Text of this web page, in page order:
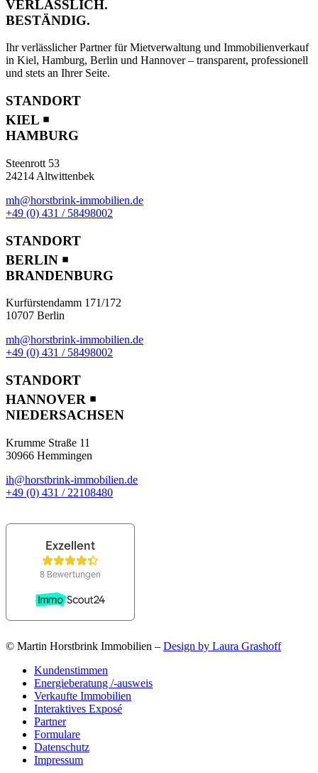
VERLÄSSLICH.
BESTÄNDIG.
Ihr verlässlicher Partner für Mietverwaltung und Immobilienverkauf
in Kiel, Hamburg, Berlin und Hannover – transparent, professionell
und stets an Ihrer Seite.
STANDORT
KIEL ￭
HAMBURG
Steenrott 53
24214 Altwittenbek
mh@horstbrink-immobilien.de
+49 (0) 431 / 58498002
STANDORT
BERLIN ￭
BRANDENBURG
Kurfürstendamm 171/172
10707 Berlin
mh@horstbrink-immobilien.de
+49 (0) 431 / 58498002
STANDORT
HANNOVER ￭
NIEDERSACHSEN
Krumme Straße 11
30966 Hemmingen
ih@horstbrink-immobilien.de
+49 (0) 431 / 22108480
© Martin Horstbrink Immobilien – Design by Laura Grashoff
Kundenstimmen
Energieberatung /-ausweis
Verkaufte Immobilien
Interaktives Exposé
Partner
Formulare
Datenschutz
Impressum